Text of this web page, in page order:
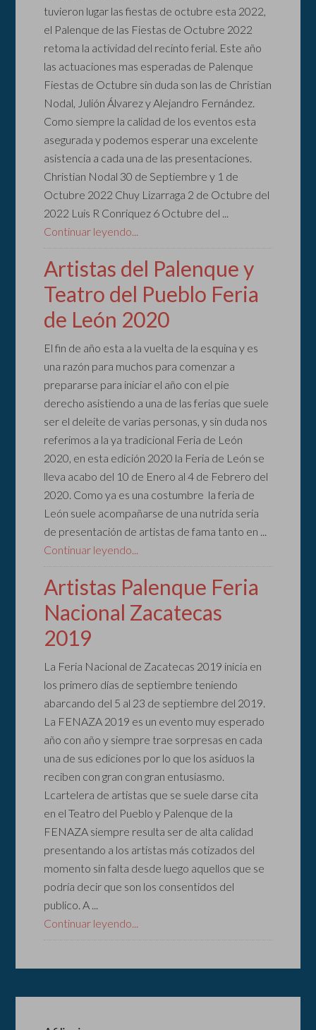
tuvieron lugar las fiestas de octubre esta 2022,
el Palenque de las Fiestas de Octubre 2022
retoma la actividad del recinto ferial. Este año
las actuaciones mas esperadas de Palenque
Fiestas de Octubre sin duda son las de Christian
Nodal, Julión Álvarez y Alejandro Fernández.
Como siempre la calidad de los eventos esta
asegurada y podemos esperar una excelente
asistencia a cada una de las presentaciones.
Christian Nodal 30 de Septiembre y 1 de
Octubre 2022 Chuy Lizarraga 2 de Octubre del
2022 Luis R Conriquez 6 Octubre del ...
Continuar leyendo...
Artistas del Palenque y
Teatro del Pueblo Feria
de León 2020
El fin de año esta a la vuelta de la esquina y es
una razón para muchos para comenzar a
prepararse para iniciar el año con el pie
derecho asistiendo a una de las ferias que suele
ser el deleite de varias personas, y sin duda nos
referimos a la ya tradicional Feria de León
2020, en esta edición 2020 la Feria de León se
lleva acabo del 10 de Enero al 4 de Febrero del
2020. Como ya es una costumbre la feria de
León suele acompañarse de una nutrida seria
de presentación de artistas de fama tanto en ...
Continuar leyendo...
Artistas Palenque Feria
Nacional Zacatecas
2019
La Feria Nacional de Zacatecas 2019 inicia en
los primero días de septiembre teniendo
abarcando del 5 al 23 de septiembre del 2019.
La FENAZA 2019 es un evento muy esperado
año con año y siempre trae sorpresas en cada
una de sus ediciones por lo que los asiduos la
reciben con gran con gran entusiasmo.
Lcartelera de artistas que se suele darse cita
en el Teatro del Pueblo y Palenque de la
FENAZA siempre resulta ser de alta calidad
presentando a los artistas más cotizados del
momento sin falta desde luego aquellos que se
podría decir que son los consentidos del
publico. A ...
Continuar leyendo...